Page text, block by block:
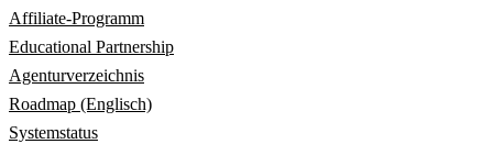
Affiliate-Programm
Educational Partnership
Agenturverzeichnis
Roadmap (Englisch)
Systemstatus